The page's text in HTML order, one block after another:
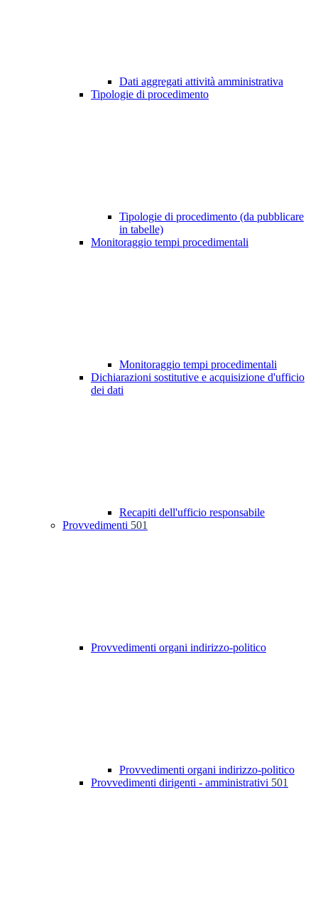
Dati aggregati attività amministrativa
Tipologie di procedimento
Tipologie di procedimento (da pubblicare
in tabelle)
Monitoraggio tempi procedimentali
Monitoraggio tempi procedimentali
Dichiarazioni sostitutive e acquisizione d'ufficio
dei dati
Recapiti dell'ufficio responsabile
Provvedimenti 501
Provvedimenti organi indirizzo-politico
Provvedimenti organi indirizzo-politico
Provvedimenti dirigenti - amministrativi 501